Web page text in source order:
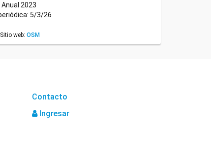
2023
5/3/26
web: OSM
Contacto
Ingresar